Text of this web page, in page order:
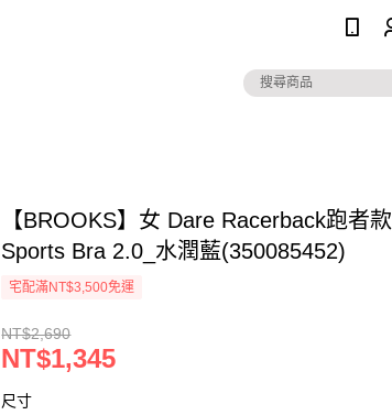
【BROOKS】女 Dare Racerback跑者款
Sports Bra 2.0_水潤藍(350085452)
宅配滿NT$3,500免運
NT$2,690
NT$1,345
尺寸